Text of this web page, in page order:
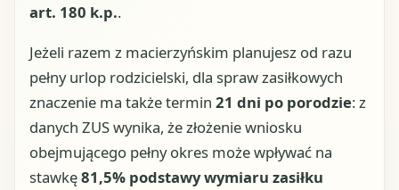
art. 180 k.p..
Jeżeli razem z macierzyńskim planujesz od razu
pełny urlop rodzicielski, dla spraw zasiłkowych
znaczenie ma także termin 21 dni po porodzie: z
danych ZUS wynika, że złożenie wniosku
obejmującego pełny okres może wpływać na
stawkę81,5% podstawy wymiaru zasiłku